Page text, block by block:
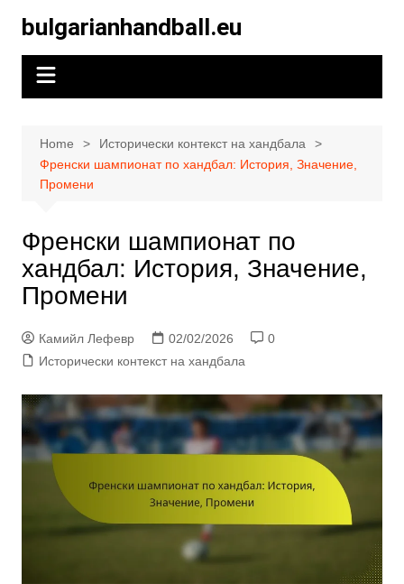
content
bulgarianhandball.eu
Home
Исторически контекст на хандбала
Френски шампионат по хандбал: История, Значение,
Промени
Френски шампионат по
хандбал: История, Значение,
Промени
Камийл Лефевр 02/02/2026
0
Исторически контекст на хандбала